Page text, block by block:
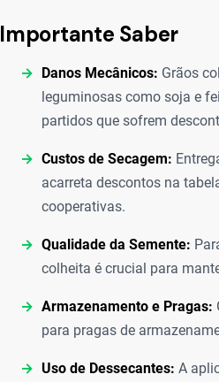
Importante Saber
Danos Mecânicos: Grãos
leguminosas como soja e
partidos que sofrem
Custos de Secagem:
acarreta descontos na
cooperativas.
Qualidade da Semente:
colheita é crucial para
Armazenamento e Pragas:
para pragas de
Uso de Dessecantes: A